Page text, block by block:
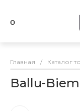
Главная / Каталог
Ballu-